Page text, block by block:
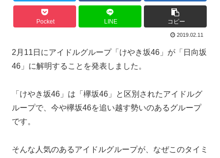
Pocket LINE コピー
2019.02.11
2月11日にアイドルグループ「けやき坂46」が「日向坂
46」に解明することを発表しました。
「けやき坂46」は「欅坂46」と区別されたアイドルグ
ループで、今や欅坂46を追い越す勢いのあるグループ
です。
そんな人気のあるアイドルグループが、なぜこのタイミ